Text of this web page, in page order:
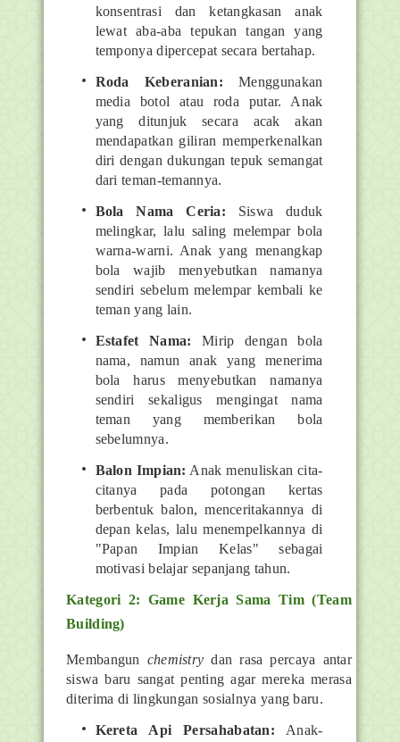
konsentrasi dan ketangkasan anak
lewat aba-aba tepukan tangan yang
temponya dipercepat secara bertahap.
Roda Keberanian: Menggunakan
media botol atau roda putar. Anak
yang ditunjuk secara acak akan
mendapatkan giliran memperkenalkan
diri dengan dukungan tepuk semangat
dari teman-temannya.
Bola Nama Ceria: Siswa duduk
melingkar, lalu saling melempar bola
warna-warni. Anak yang menangkap
bola wajib menyebutkan namanya
sendiri sebelum melempar kembali ke
teman yang lain.
Estafet Nama: Mirip dengan bola
nama, namun anak yang menerima
bola harus menyebutkan namanya
sendiri sekaligus mengingat nama
teman yang memberikan bola
sebelumnya.
Balon Impian: Anak menuliskan cita-
citanya pada potongan kertas
berbentuk balon, menceritakannya di
depan kelas, lalu menempelkannya di
"Papan Impian Kelas" sebagai
motivasi belajar sepanjang tahun.
Kategori 2: Game Kerja Sama Tim (Team
Building)
Membangun chemistry dan rasa percaya antar
siswa baru sangat penting agar mereka merasa
diterima di lingkungan sosialnya yang baru.
Kereta Api Persahabatan: Anak-